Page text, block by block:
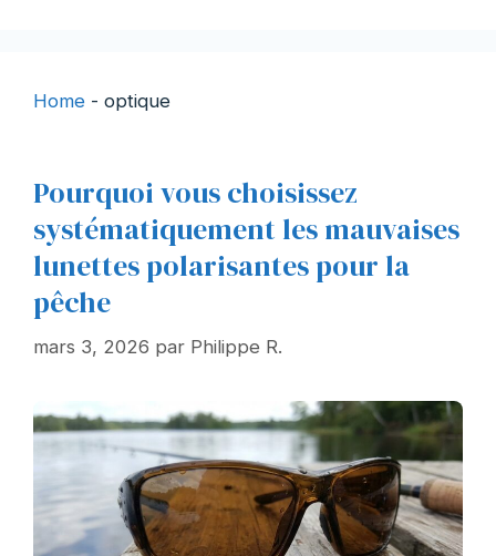
Home - optique
Pourquoi vous choisissez
systématiquement les mauvaises
lunettes polarisantes pour la
pêche
mars 3, 2026 par Philippe R.